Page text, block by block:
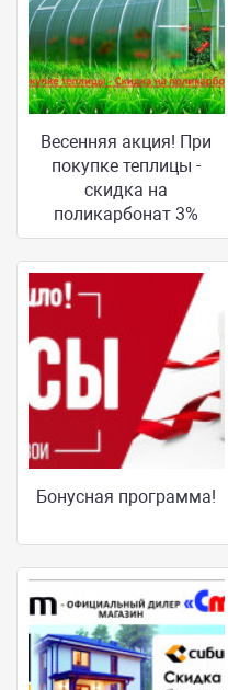
Весенняя акция! При
покупке теплицы -
скидка на
поликарбонат 3%
Бонусная программа!